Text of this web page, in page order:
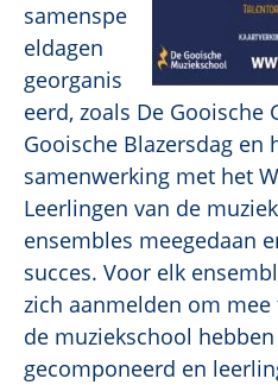
samenspe
eldagen
georganis
eerd, zoals De Gooische
Gooische Blazersdag en
samenwerking met het
Leerlingen van de
ensembles meegedaan
succes. Voor elk
zich aanmelden om
de muziekschool
gecomponeerd en